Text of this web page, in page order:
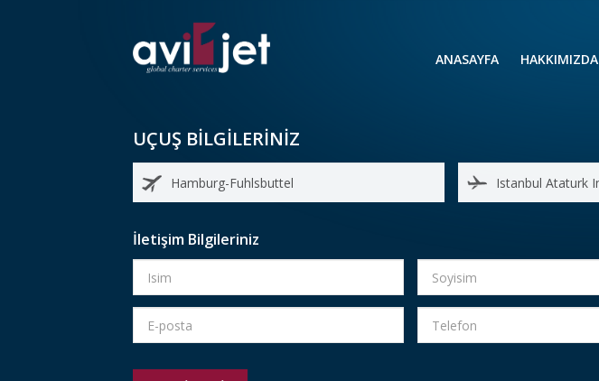
ANASAYFA HAKKIMIZDA
UÇUŞ BİLGİLERİNİZ
İletişim Bilgileriniz